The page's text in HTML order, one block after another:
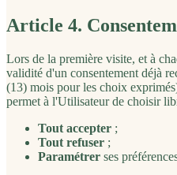
Article 4.
Lors de la première visite, et à
validité d'un consentement déjà
(13) mois pour les choix
permet à l'Utilisateur de choisir
Tout accepter ;
Tout refuser ;
Paramétrer ses